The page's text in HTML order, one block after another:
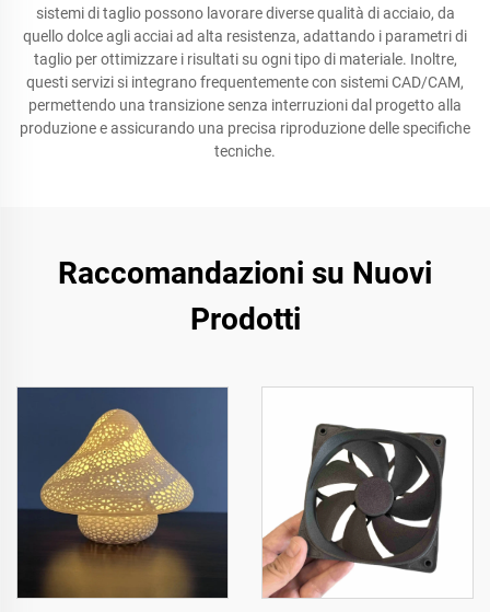
sistemi di taglio possono lavorare diverse qualità di acciaio, da
quello dolce agli acciai ad alta resistenza, adattando i parametri di
taglio per ottimizzare i risultati su ogni tipo di materiale. Inoltre,
questi servizi si integrano frequentemente con sistemi CAD/CAM,
permettendo una transizione senza interruzioni dal progetto alla
produzione e assicurando una precisa riproduzione delle specifiche
tecniche.
Raccomandazioni su Nuovi
Prodotti